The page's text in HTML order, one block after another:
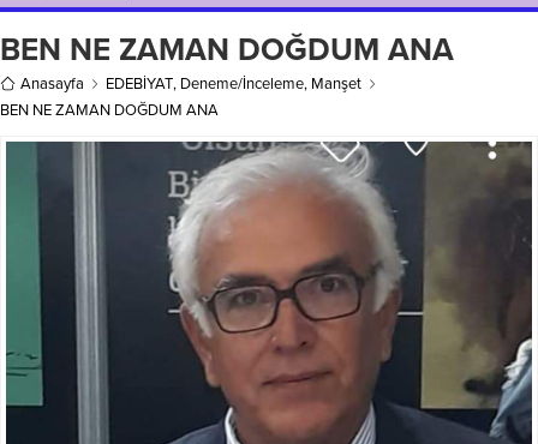
BEN NE ZAMAN DOĞDUM ANA
Anasayfa EDEBİYAT, Deneme/İnceleme, Manşet
BEN NE ZAMAN DOĞDUM ANA